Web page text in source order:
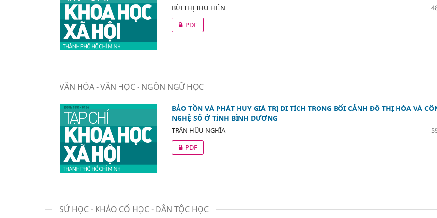
BÙI THỊ THU HIỀN
PDF
VĂN HÓA - VĂN HỌC - NGÔN NGỮ HỌC
BẢO TỒN VÀ PHÁT HUY GIÁ TRỊ DI TÍCH TRONG BỐI CẢNH ĐÔ THỊ HÓA VÀ
NGHỆ SỐ Ở TỈNH BÌNH DƯƠNG
TRẦN HỮU NGHĨA
PDF
SỬ HỌC - KHẢO CỔ HỌC - DÂN TỘC HỌC